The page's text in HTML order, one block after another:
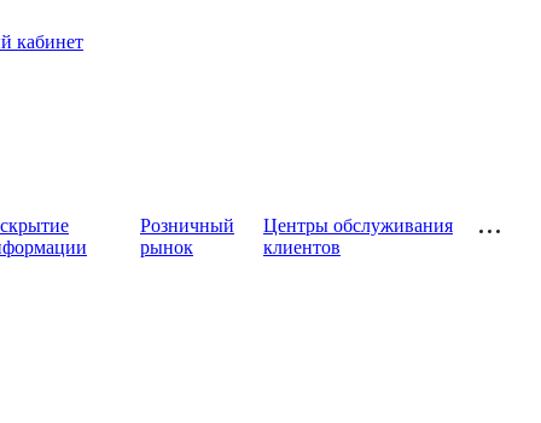
кабинет
Розничный
рынок
Центры обслуживания
клиентов